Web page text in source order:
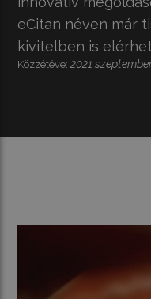
eCitan néven már
kivitelben is
Közzétéve:2021